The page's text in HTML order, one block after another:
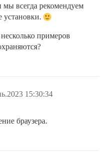
мы всегда рекомендуем
установки.
примеров
15:30:34
браузера.